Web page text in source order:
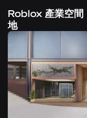
Roblox 產業空間
地